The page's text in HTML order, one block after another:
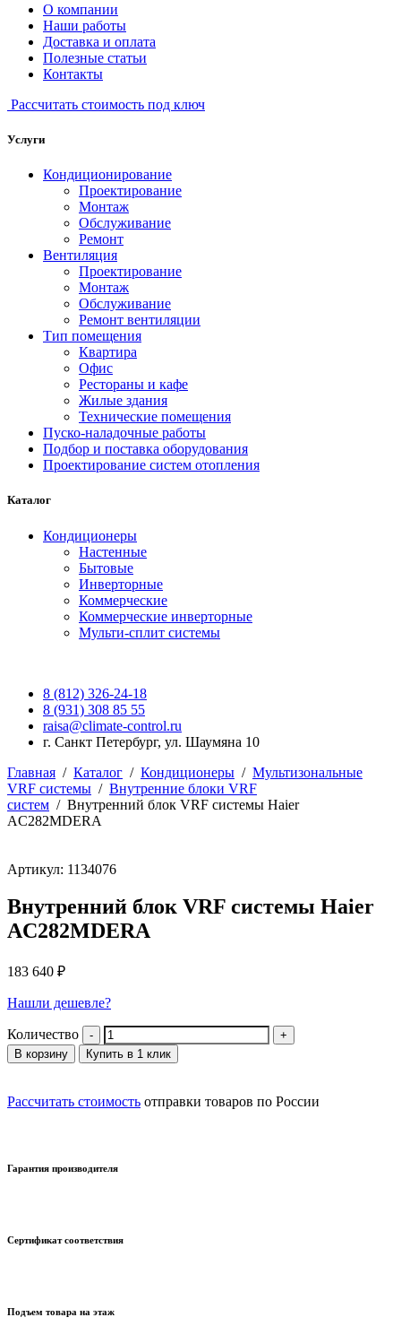
О компании
Наши работы
Доставка и оплата
Полезные статьи
Контакты
Рассчитать стоимость под ключ
Услуги
Кондиционирование
Проектирование
Монтаж
Обслуживание
Ремонт
Вентиляция
Проектирование
Монтаж
Обслуживание
Ремонт вентиляции
Тип помещения
Квартира
Офис
Рестораны и кафе
Жилые здания
Технические помещения
Пуско-наладочные работы
Подбор и поставка оборудования
Проектирование систем отопления
Каталог
Кондиционеры
Настенные
Бытовые
Инверторные
Коммерческие
Коммерческие инверторные
Мульти-сплит системы
8 (812) 326-24-18
8 (931) 308 85 55
raisa@climate-control.ru
г. Санкт Петербург, ул. Шаумяна 10
Главная / Каталог / Кондиционеры / Мультизональные
VRF системы / Внутренние блоки VRF
систем / Внутренний блок VRF системы Haier
AC282MDERA
Артикул: 1134076
Внутренний блок VRF системы Haier
AC282MDERA
183 640 ₽
Нашли дешевле?
Количество
В корзину Купить в 1 клик
Рассчитать стоимость отправки товаров по России
Гарантия производителя
Сертификат соответствия
Подъем товара на этаж